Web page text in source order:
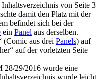
von Seite 3
damit den Platz mit der
befindet sich bei der
ein Panel aus derselben.
(Comic aus drei Panels) auf
auf der vorletzten Seite
28/29/2016 wurde eine
wurde leicht